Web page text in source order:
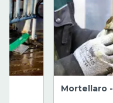
Mortellaro